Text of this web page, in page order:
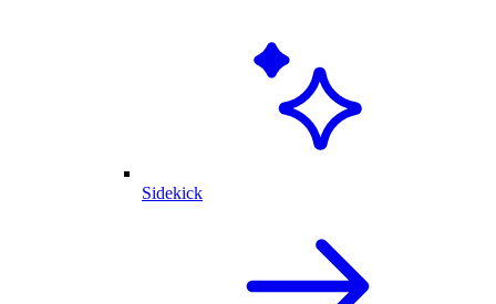
Sidekick